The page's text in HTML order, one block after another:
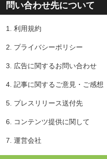
問い合わせ先について
1. 利用規約
2. プライバシーポリシー
3. 広告に関するお問い合わせ
4. 記事に関するご意見・ご感想
5. プレスリリース送付先
6. コンテンツ提供に関して
7. 運営会社